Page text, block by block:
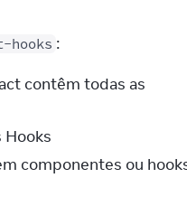
:
contêm todas as
Hooks
componentes ou